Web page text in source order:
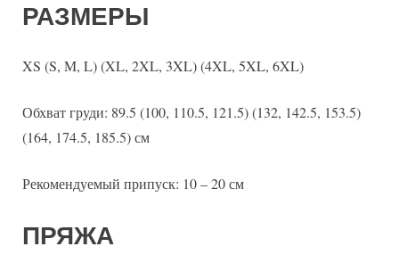
РАЗМЕРЫ
XS (S, M, L) (XL, 2XL, 3XL) (4XL, 5XL, 6XL)
Обхват груди: 89.5 (100, 110.5, 121.5) (132, 142.5, 153.5)
(164, 174.5, 185.5) см
Рекомендуемый припуск: 10 – 20 см
ПРЯЖА